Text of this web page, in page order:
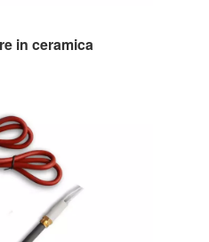
in ceramica